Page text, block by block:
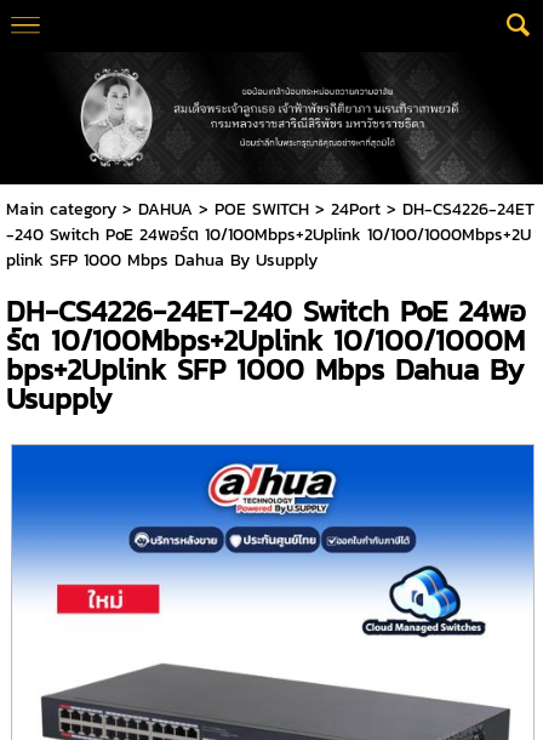
Main category> DAHUA > POE SWITCH> 24Port> DH-CS4226-24ET
-240 Switch PoE 24พอร์ต 10/100Mbps+2Uplink 10/100/1000Mbps+2U
plink SFP 1000 Mbps Dahua By Usupply
DH-CS4226-24ET-240 Switch PoE 24พอ
ร์ต 10/100Mbps+2Uplink 10/100/1000M
bps+2Uplink SFP 1000 Mbps Dahua By
Usupply